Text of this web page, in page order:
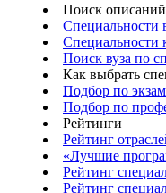
Поиск описаний
Специальности
Специальности
Поиск вуза по
Как выбрать
Подбор по
Подбор по
Рейтинги
Рейтинг
«Лучшие
Рейтинг
Рейтинг